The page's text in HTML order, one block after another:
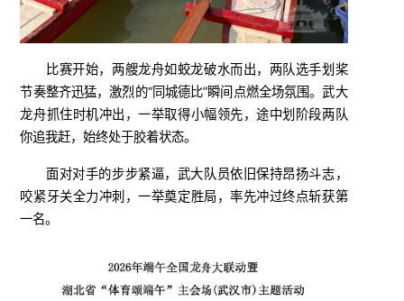
比赛开始，两艘龙舟如蛟龙破水而出，两队选手划桨
节奏整齐迅猛，激烈的“同城德比”瞬间点燃全场氛围。武大
龙舟抓住时机冲出，一举取得小幅领先，途中划阶段两队
你追我赶，始终处于胶着状态。
面对对手的步步紧逼，武大队员依旧保持昂扬斗志，
咬紧牙关全力冲刺，一举奠定胜局，率先冲过终点斩获第
一名。